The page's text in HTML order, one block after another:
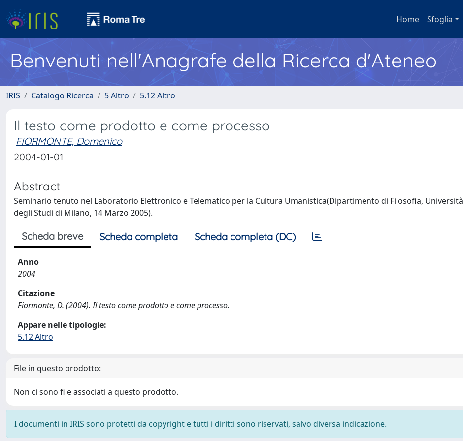
Home Sfoglia
Benvenuti nell'Anagrafe della Ricerca d'Ateneo
IRIS Catalogo Ricerca 5 Altro 5.12 Altro
Il testo come prodotto e come processo
FIORMONTE, Domenico
2004-01-01
Abstract
Seminario tenuto nel Laboratorio Elettronico e Telematico per la Cultura Umanistica(Dipartimento di Filosofia, Università
degli Studi di Milano, 14 Marzo 2005).
Scheda breve Scheda completa Scheda completa (DC)
Anno
2004
Citazione
Fiormonte, D. (2004). Il testo come prodotto e come processo.
Appare nelle tipologie:
5.12 Altro
File in questo prodotto:
Non ci sono file associati a questo prodotto.
I documenti in IRIS sono protetti da copyright e tutti i diritti sono riservati, salvo diversa indicazione.